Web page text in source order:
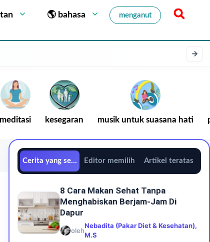
🌎 bahasa menganut
meditasi kesegaran musik untuk suasana hati
Cerita yang sedang trenEditor memilih Artikel teratas
8 Cara Makan Sehat Tanpa
Menghabiskan Berjam-Jam Di
Dapur
oleh
Nebadita (Pakar Diet & Kesehatan),
M.S